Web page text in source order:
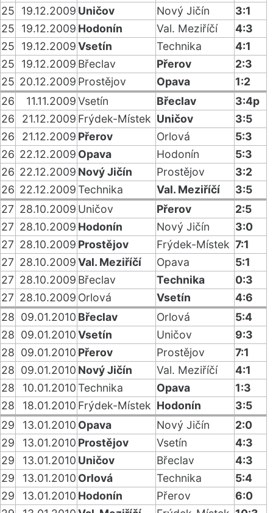
25
19.12.2009 Uničov Nový Jičín
3:1
25
19.12.2009 Hodonín Val. Meziříčí
4:3
25
19.12.2009Vsetín Technika
4:1
25
19.12.2009 Břeclav Přerov
2:3
25 20.12.2009 Prostějov Opava
1:2
26
11.11.2009Vsetín Břeclav
3:4p
26
21.12.2009 Frýdek-Místek Uničov
3:5
26
21.12.2009 Přerov Orlová
5:3
26 22.12.2009 Opava Hodonín
5:3
26 22.12.2009 Nový Jičín Prostějov
3:2
26 22.12.2009Technika Val. Meziříčí
3:5
27 28.10.2009 Uničov Přerov
2:5
27 28.10.2009 Hodonín Nový Jičín
3:0
27 28.10.2009 Prostějov Frýdek-Místek 7:1
27 28.10.2009Val. Meziříčí Opava
5:1
27 28.10.2009 Břeclav Technika
0:3
27 28.10.2009 Orlová Vsetín
4:6
28 09.01.2010 Břeclav Orlová
5:4
28 09.01.2010Vsetín Uničov
9:3
28 09.01.2010 Přerov Prostějov
7:1
28 09.01.2010 Nový Jičín Val. Meziříčí
4:1
28
10.01.2010Technika Opava
1:3
28
18.01.2010 Frýdek-Místek Hodonín
3:5
29
13.01.2010 Opava Nový Jičín
2:0
29
13.01.2010 Prostějov Vsetín
4:3
29
13.01.2010 Uničov Břeclav
4:3
29
13.01.2010 Orlová Technika
5:4
29
13.01.2010 Hodonín Přerov
6:0